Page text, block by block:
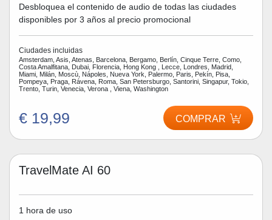
Desbloquea el contenido de audio de todas las ciudades
disponibles por 3 años al precio promocional
Ciudades incluidas
Amsterdam, Asis, Atenas, Barcelona, Bergamo, Berlín, Cinque Terre, Como,
Costa Amalfitana, Dubai, Florencia, Hong Kong , Lecce, Londres, Madrid,
Miami, Milán, Moscù, Nápoles, Nueva York, Palermo, Paris, Pekín, Pisa,
Pompeya, Praga, Rávena, Roma, San Petersburgo, Santorini, Singapur, Tokio,
Trento, Turin, Venecia, Verona , Viena, Washington
€ 19,99 COMPRAR
TravelMate AI 60
1 hora de uso